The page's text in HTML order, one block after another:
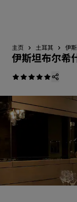
主页 土耳其 伊
伊斯坦布尔希